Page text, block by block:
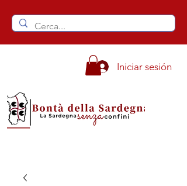
Iniciar sesión